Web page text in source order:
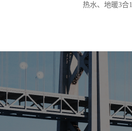
热水、地暖3合1